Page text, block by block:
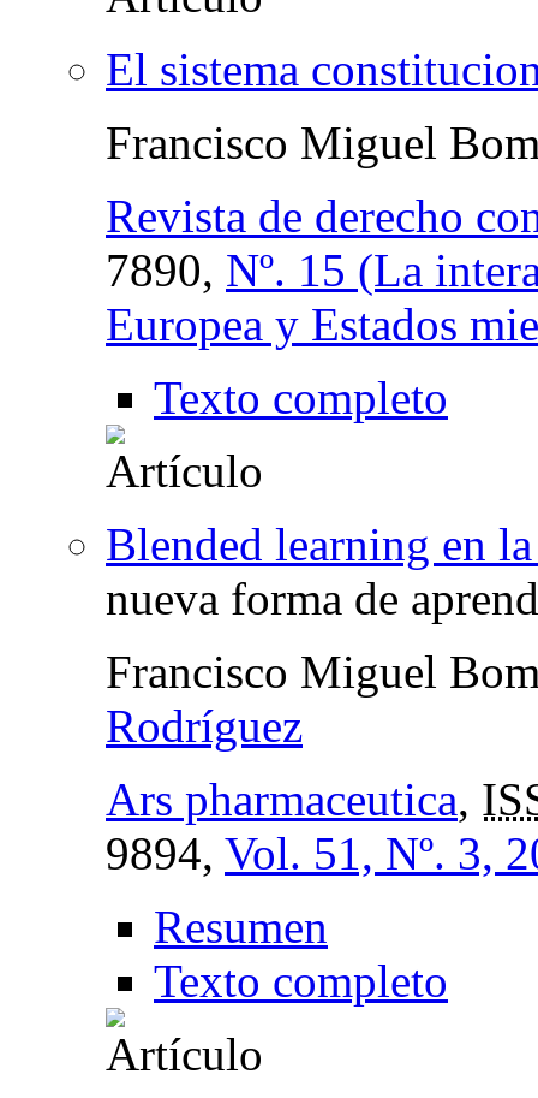
El sistema
Francisco Miguel
Revista de derecho
7890, Nº. 15 (La
Europea y Estados
Texto completo
Blended learning en
nueva forma de
Francisco Miguel
Rodríguez
Ars pharmaceutica,
9894, Vol. 51, Nº. 3,
Resumen
Texto completo